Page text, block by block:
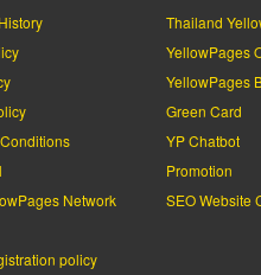
Network
policy
Thailand
YellowPages
YellowPages
Green Card
YP Chatbot
Promotion
SEO Website